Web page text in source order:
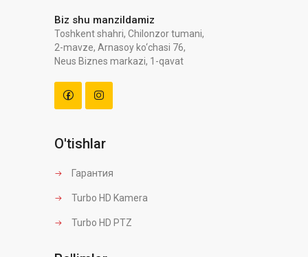
Biz shu manzildamiz
Toshkent shahri, Chilonzor tumani,
2-mavze, Arnasoy ko‘chasi 76,
Neus Biznes markazi, 1-qavat
O'tishlar
Гарантия
Turbo HD Kamera
Turbo HD PTZ